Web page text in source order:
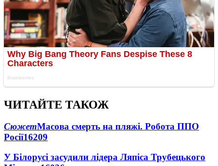
ЧИТАЙТЕ ТАКОЖ
СюжетМасова смерть на пляжі. Робота ППО
Росії16209
У Білорусі засудили лідера Ляпіса Трубецького